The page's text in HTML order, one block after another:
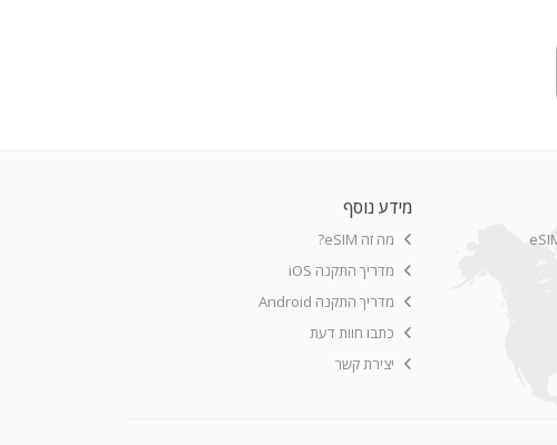
מידע נוסף
מה זה eSIM?
מדריך התקנה iOS
מדריך התקנה Android
כתבו חוות דעת
יצירת קשר